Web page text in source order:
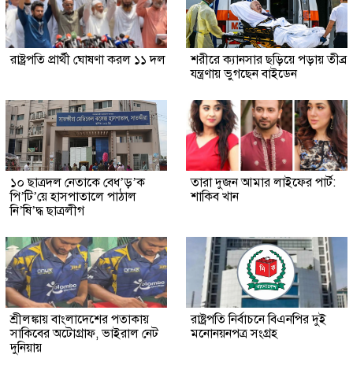
রাষ্ট্রপতি প্রার্থী ঘোষণা করল ১১ দল
শরীরে ক্যানসার ছড়িয়ে পড়ায় তীব্র
যন্ত্রণায় ভুগছেন বাইডেন
১০ ছাত্রদল নেতাকে বেধ’ড়’ক
পি’টি’য়ে হাসপাতালে পাঠাল
নি’ষি’দ্ধ ছাত্রলীগ
তারা দুজন আমার লাইফের পার্ট:
শাকিব খান
শ্রীলঙ্কায় বাংলাদেশের পতাকায়
সাকিবের অটোগ্রাফ, ভাইরাল নেট
দুনিয়ায়
রাষ্ট্রপতি নির্বাচনে বিএনপির দুই
মনোনয়নপত্র সংগ্রহ